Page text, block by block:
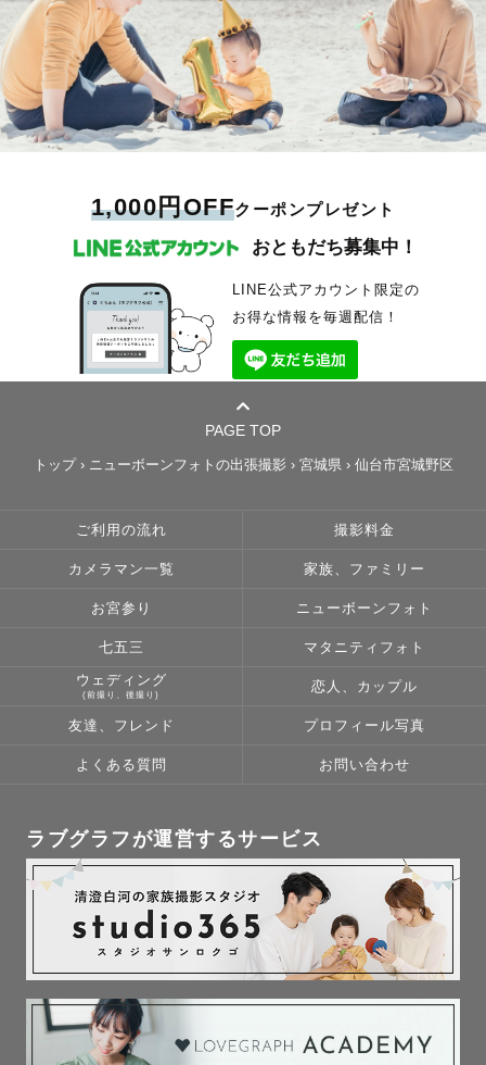
1,000円OFFクーポンプレゼント
おともだち募集中！
LINE公式アカウント限定の
お得な情報を毎週配信！
PAGE TOP
トップ› ニューボーンフォトの出張撮影 › 宮城県› 仙台市宮城野区
ご利用の流れ 撮影料金
カメラマン一覧 家族、ファミリー
お宮参り ニューボーンフォト
七五三 マタニティフォト
ウェディング
(前撮り、後撮り)
恋人、カップル
友達、フレンド プロフィール写真
よくある質問 お問い合わせ
ラブグラフが運営するサービス